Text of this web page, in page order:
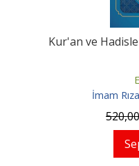
Kur'an ve
İmam
520,00